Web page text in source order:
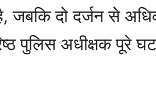
जबकि दो दर्जन से
पुलिस अधीक्षक पूरे